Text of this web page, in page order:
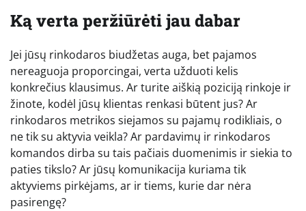
Ką verta peržiūrėti jau dabar
Jei jūsų rinkodaros biudžetas auga, bet pajamos
nereaguoja proporcingai, verta užduoti kelis
konkrečius klausimus. Ar turite aiškią poziciją rinkoje ir
žinote, kodėl jūsų klientas renkasi būtent jus? Ar
rinkodaros metrikos siejamos su pajamų rodikliais, o
ne tik su aktyvia veikla? Ar pardavimų ir rinkodaros
komandos dirba su tais pačiais duomenimis ir siekia to
paties tikslo? Ar jūsų komunikacija kuriama tik
aktyviems pirkėjams, ar ir tiems, kurie dar nėra
pasirengę?